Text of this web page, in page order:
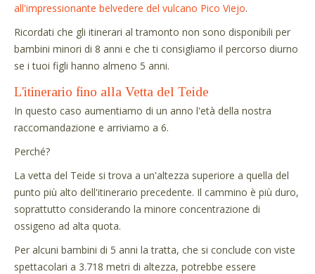
all'impressionante belvedere del vulcano Pico Viejo.
Ricordati che gli itinerari al tramonto non sono disponibili per
bambini minori di 8 anni e che ti consigliamo il percorso diurno
se i tuoi figli hanno almeno 5 anni.
L'itinerario fino alla Vetta del Teide
In questo caso aumentiamo di un anno l'età della nostra
raccomandazione e arriviamo a 6.
Perché?
La vetta del Teide si trova a un'altezza superiore a quella del
punto più alto dell'itinerario precedente. Il cammino è più duro,
soprattutto considerando la minore concentrazione di
ossigeno ad alta quota.
Per alcuni bambini di 5 anni la tratta, che si conclude con viste
spettacolari a 3.718 metri di altezza, potrebbe essere